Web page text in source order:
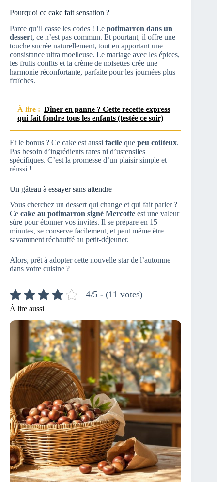
Pourquoi ce cake fait sensation ?
Parce qu’il casse les codes ! Le potimarron dans un
dessert, ce n’est pas commun. Et pourtant, il offre une
touche sucrée naturellement, tout en apportant une
consistance ultra moelleuse. Le mariage avec les épices,
les fruits confits et la crème de noisettes crée une
harmonie réconfortante, parfaite pour les journées plus
fraîches.
À lire : Dîner en panne ? Cette recette express
qui fait fondre tous les enfants (testée ce soir)
Et le bonus ? Ce cake est aussi facile que peu coûteux.
Pas besoin d’ingrédients rares ni d’ustensiles
spécifiques. C’est la promesse d’un plaisir simple et
réussi !
Un gâteau à essayer sans attendre
Vous cherchez un dessert qui change et qui fait parler ?
Ce cake au potimarron signé Mercotte est une valeur
sûre pour étonner vos invités. Il se prépare en 15
minutes, se conserve facilement, et peut même être
savamment réchauffé au petit-déjeuner.
Alors, prêt à adopter cette nouvelle star de l’automne
dans votre cuisine ?
4/5 - (11 votes)
À lire aussi